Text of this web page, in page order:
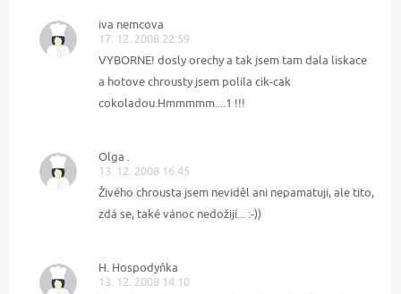
iva nemcova
17. 12. 2008 22:59
VYBORNE! dosly orechy a tak jsem tam dala liskace
a hotove chrousty jsem polila cik-cak
cokoladou.Hmmmmm....1 !!!
Olga .
13. 12. 2008 16:45
Živého chrousta jsem neviděl ani nepamatuji, ale tito,
zdá se, také vánoc nedožijí... :-))
H. Hospodyňka
13. 12. 2008 14:10